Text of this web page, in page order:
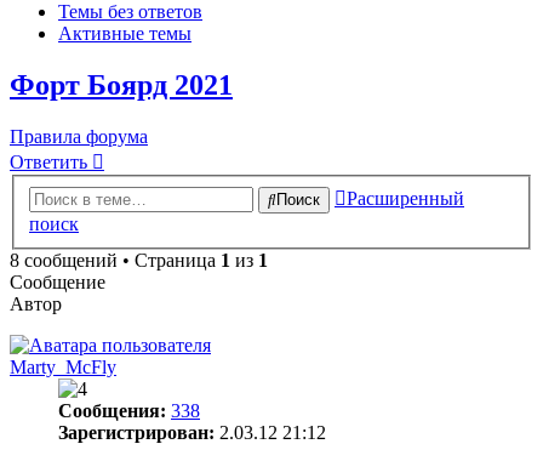
Темы без ответов
Активные темы
Форт Боярд 2021
Правила форума
Ответить
Поиск
Расширенный
поиск
8 сообщений • Страница 1 из 1
Сообщение
Автор
Marty_McFly
Сообщения: 338
Зарегистрирован: 2.03.12 21:12